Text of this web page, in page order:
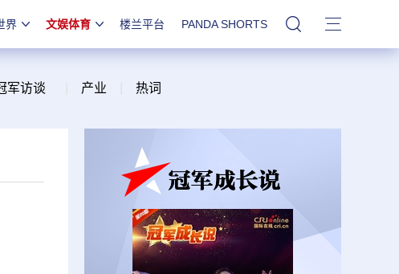
界 文娱体育 楼兰平台 PANDA SHORTS 站内搜索
军访谈 产业 热词